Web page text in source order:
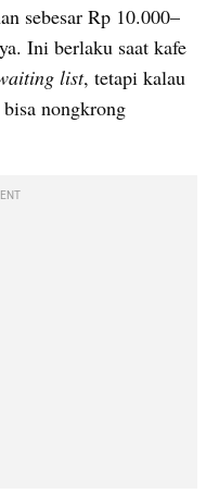
sebesar Rp 10.000–
list, tetapi kalau
bisa nongkrong